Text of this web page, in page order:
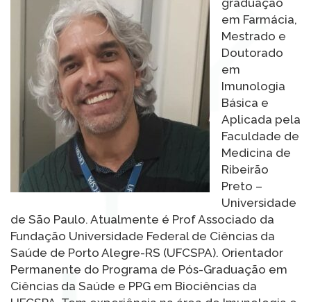
graduação
em Farmácia,
Mestrado e
Doutorado
em
Imunologia
Básica e
Aplicada pela
Faculdade de
Medicina de
Ribeirão
Preto –
Universidade
de São Paulo. Atualmente é Prof Associado da
Fundação Universidade Federal de Ciências da
Saúde de Porto Alegre-RS (UFCSPA). Orientador
Permanente do Programa de Pós-Graduação em
Ciências da Saúde e PPG em Biociências da